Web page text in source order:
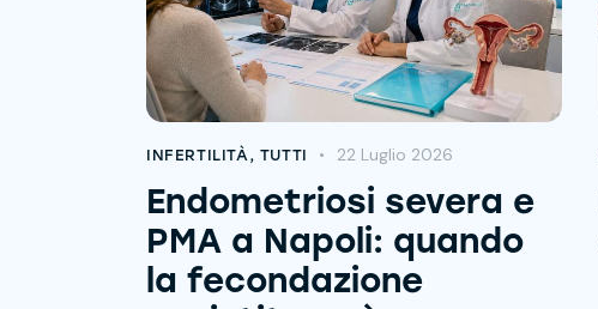
INFERTILITÀ, TUTTI 22 Luglio 2026
Endometriosi severa e
PMA a Napoli: quando
la fecondazione